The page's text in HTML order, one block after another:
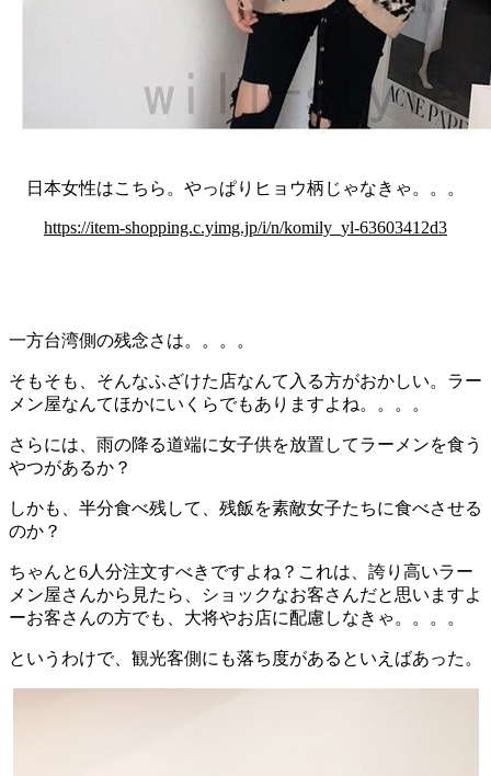
日本女性はこちら。やっぱりヒョウ柄じゃなきゃ。。。
https://item-shopping.c.yimg.jp/i/n/komily_yl-63603412d3
一方台湾側の残念さは。。。。
そもそも、そんなふざけた店なんて入る方がおかしい。ラー
メン屋なんてほかにいくらでもありますよね。。。。
さらには、雨の降る道端に女子供を放置してラーメンを食う
やつがあるか？
しかも、半分食べ残して、残飯を素敵女子たちに食べさせる
のか？
ちゃんと6人分注文すべきですよね？これは、誇り高いラー
メン屋さんから見たら、ショックなお客さんだと思いますよ
ーお客さんの方でも、大将やお店に配慮しなきゃ。。。。
というわけで、観光客側にも落ち度があるといえばあった。